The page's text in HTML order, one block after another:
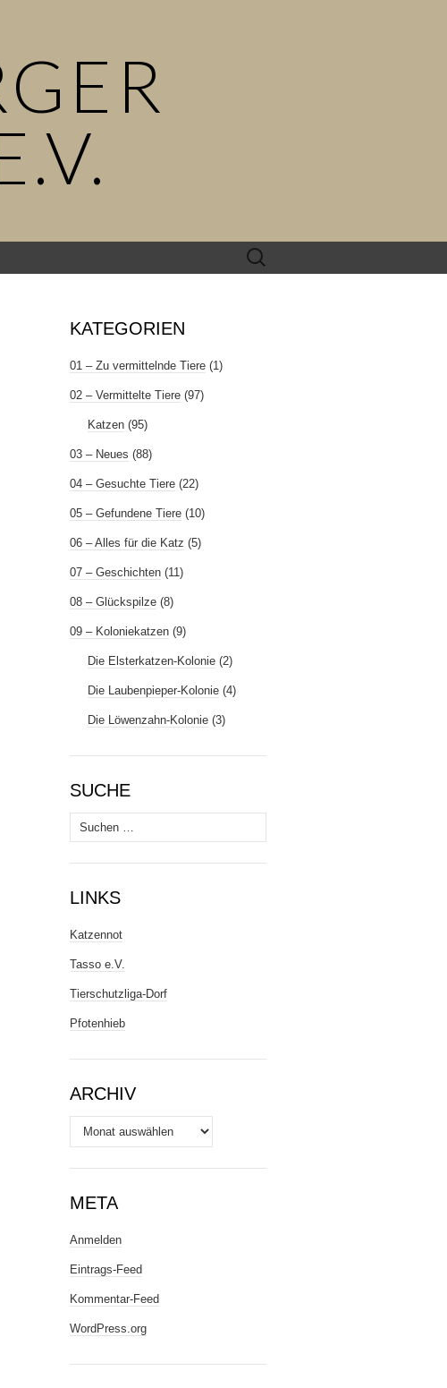
Suchen
nach:
KATEGORIEN
01 – Zu vermittelnde Tiere (1)
02 – Vermittelte Tiere (97)
Katzen (95)
03 – Neues (88)
04 – Gesuchte Tiere (22)
05 – Gefundene Tiere (10)
06 – Alles für die Katz (5)
07 – Geschichten (11)
08 – Glückspilze (8)
09 – Koloniekatzen (9)
Die Elsterkatzen-Kolonie (2)
Die Laubenpieper-Kolonie (4)
Die Löwenzahn-Kolonie (3)
SUCHE
Suchen
nach:
LINKS
Katzennot
Tasso e.V.
Tierschutzliga-Dorf
Pfotenhieb
ARCHIV
Archiv
META
Anmelden
Eintrags-Feed
Kommentar-Feed
WordPress.org